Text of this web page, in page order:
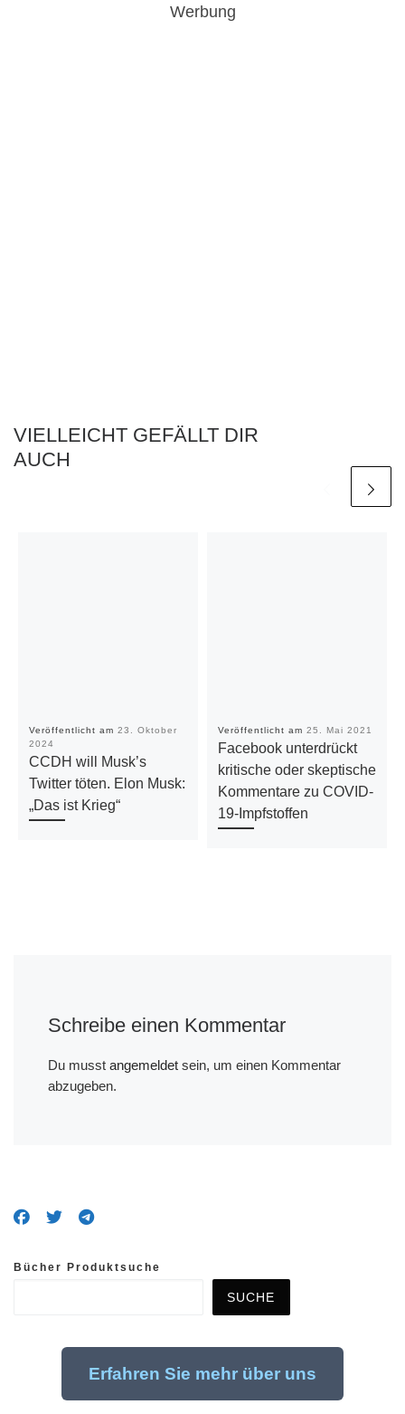
Werbung
VIELLEICHT GEFÄLLT DIR
AUCH
Veröffentlicht am 23. Oktober
2024
CCDH will Musk’s
Twitter töten. Elon Musk:
„Das ist Krieg“
Veröffentlicht am 25. Mai 2021
Facebook unterdrückt
kritische oder skeptische
Kommentare zu COVID-
19-Impfstoffen
Schreibe einen Kommentar
Du musst angemeldetsein, um einen Kommentar
abzugeben.
Bücher Produktsuche
SUCHE
Erfahren Sie mehr über uns